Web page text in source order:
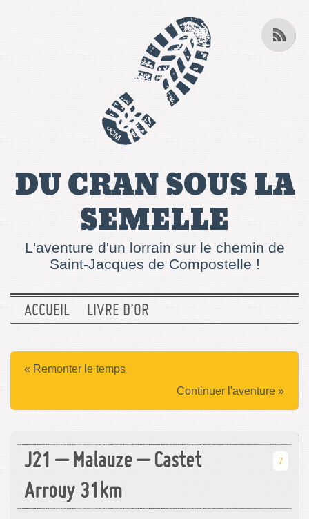
DU CRAN SOUS LA
SEMELLE
L'aventure d'un lorrain sur le chemin de
Saint-Jacques de Compostelle !
ACCUEIL LIVRE D’OR
Continuer l'aventure »
« Remonter le temps
J21 – Malauze – Castet
Arrouy 31km
7